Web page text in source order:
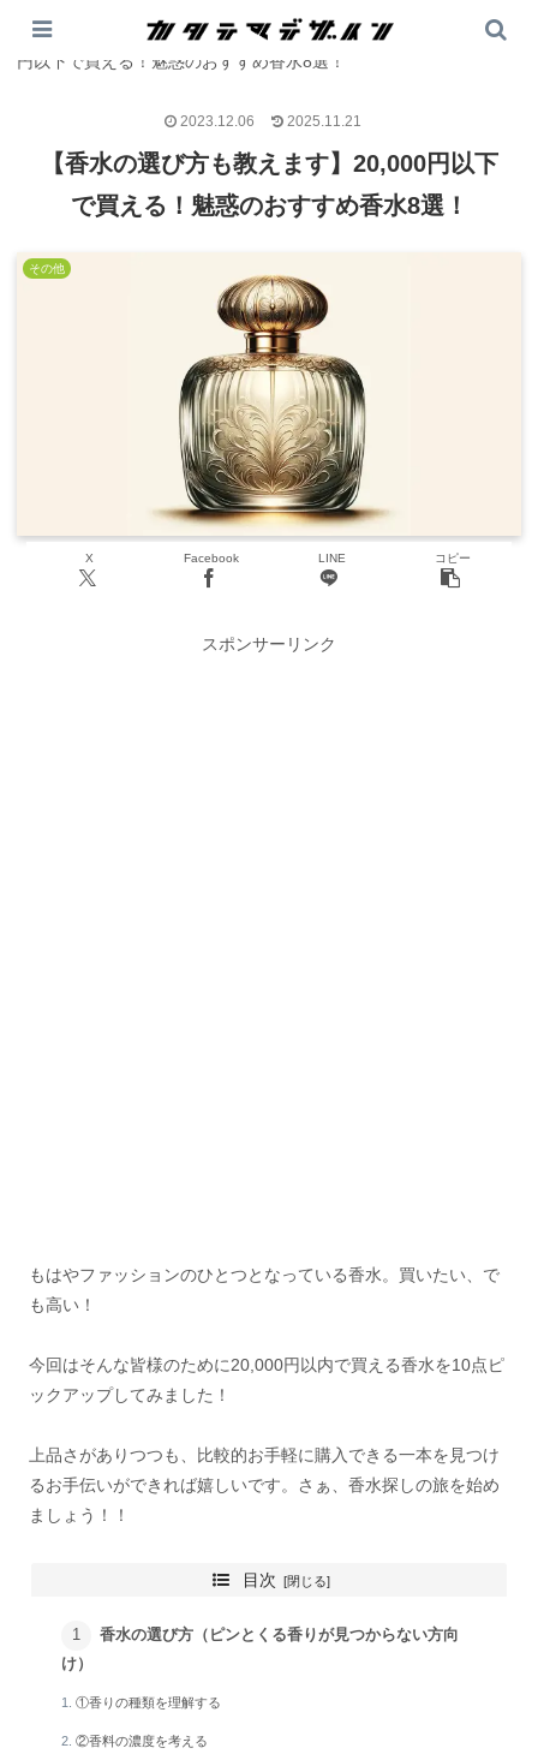
カタテマデザイン>その他> 【香水の選び方も教えます】20,000
円以下で買える！魅惑のおすすめ香水8選！
【香水の選び方も教えます】20,000円以下
で買える！魅惑のおすすめ香水8選！
その他
X Facebook LINE コピー
2023.12.06 2025.11.21
スポンサーリンク
もはやファッションのひとつとなっている香水。買いたい、で
も高い！
今回はそんな皆様のために20,000円以内で買える香水を10点ピ
ックアップしてみました！
上品さがありつつも、比較的お手軽に購入できる一本を見つけ
るお手伝いができれば嬉しいです。さぁ、香水探しの旅を始め
ましょう！！
目次
香水の選び方（ピンとくる香りが見つからない方向
け）
①香りの種類を理解する
②香料の濃度を考える